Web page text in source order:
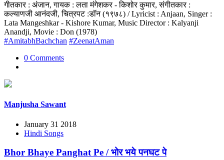
गीतकार : अंजान, गायक : लता मंगेशकर - किशोर कुमार, संगीतकार :
कल्याणजी आनंदजी, चित्रपट :डॉन (१९७८) / Lyricist : Anjaan, Singer :
Lata Mangeshkar - Kishore Kumar, Music Director : Kalyanji
Anandji, Movie : Don (1978)
#AmitabhBachchan #ZeenatAman
0 Comments
Manjusha Sawant
January 31 2018
Hindi Songs
Bhor Bhaye Panghat Pe / भोर भये पनघट पे